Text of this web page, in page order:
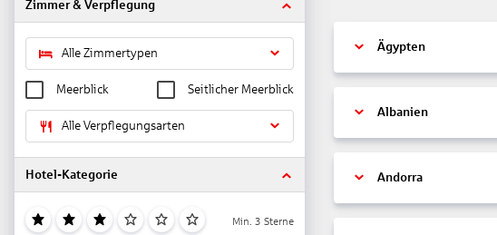
Zimmer & Verpflegung
Alle Zimmertypen
Meerblick Seitlicher Meerblick
Alle Verpflegungsarten
Hotel-Kategorie
Min. 3 Sterne
Ägypten
Albanien
Andorra